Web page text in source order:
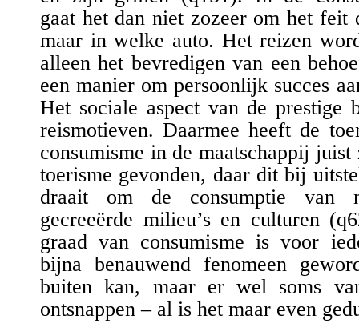
gaat het dan niet zozeer om het
maar in welke auto. Het reizen
alleen het bevredigen van een
een manier om persoonlijk succes
Het sociale aspect van de prestige
reismotieven. Daarmee heeft de
consumisme in de maatschappij juist
toerisme gevonden, daar dit bij
draait om de consumptie van
gecreeërde milieu’s en culturen (
graad van consumisme is voor
bijna benauwend fenomeen
buiten kan, maar er wel soms
ontsnappen – al is het maar even